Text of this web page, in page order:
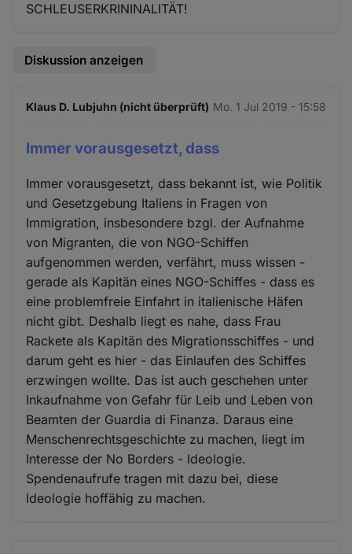
SCHLEUSERKRININALITÄT!
Diskussion anzeigen
Klaus D. Lubjuhn (nicht überprüft) Mo. 1 Jul 2019 - 15:58
Immer vorausgesetzt, dass
Immer vorausgesetzt, dass bekannt ist, wie Politik
und Gesetzgebung Italiens in Fragen von
Immigration, insbesondere bzgl. der Aufnahme
von Migranten, die von NGO-Schiffen
aufgenommen werden, verfährt, muss wissen -
gerade als Kapitän eines NGO-Schiffes - dass es
eine problemfreie Einfahrt in italienische Häfen
nicht gibt. Deshalb liegt es nahe, dass Frau
Rackete als Kapitän des Migrationsschiffes - und
darum geht es hier - das Einlaufen des Schiffes
erzwingen wollte. Das ist auch geschehen unter
Inkaufnahme von Gefahr für Leib und Leben von
Beamten der Guardia di Finanza. Daraus eine
Menschenrechtsgeschichte zu machen, liegt im
Interesse der No Borders - Ideologie.
Spendenaufrufe tragen mit dazu bei, diese
Ideologie hoffähig zu machen.